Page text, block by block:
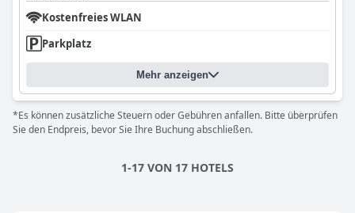
Kostenfreies WLAN
Parkplatz
Mehr anzeigen
*Es können zusätzliche Steuern oder Gebühren anfallen. Bitte überprüfen
Sie den Endpreis, bevor Sie Ihre Buchung abschließen.
1-17 VON 17 HOTELS